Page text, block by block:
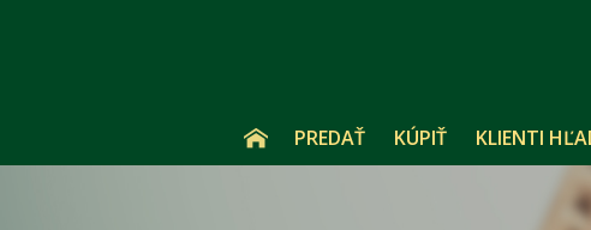
PREDAŤ KÚPIŤ KLIENTI